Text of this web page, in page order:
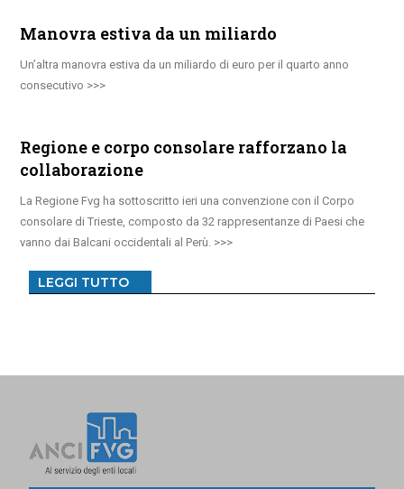
Manovra estiva da un miliardo
Un’altra manovra estiva da un miliardo di euro per il quarto anno
consecutivo
Regione e corpo consolare rafforzano la
collaborazione
La Regione Fvg ha sottoscritto ieri una convenzione con il Corpo
consolare di Trieste, composto da 32 rappresentanze di Paesi che
vanno dai Balcani occidentali al Perù.
LEGGI TUTTO